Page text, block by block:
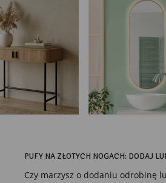
PUFY NA ZŁOTYCH NOGACH: DODAJ
Czy marzysz o dodaniu odrobinę